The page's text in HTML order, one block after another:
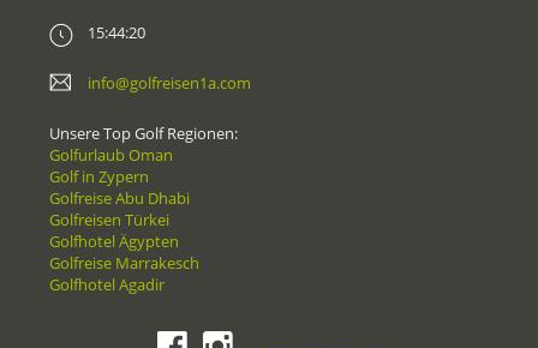
15:44:20
info@golfreisen1a.com
Unsere Top Golf Regionen:
Golfurlaub Oman
Golf in Zypern
Golfreise Abu Dhabi
Golfreisen Türkei
Golfhotel Ägypten
Golfreise Marrakesch
Golfhotel Agadir